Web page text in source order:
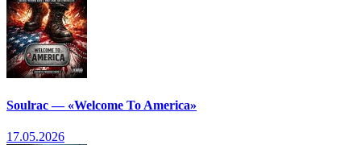
Soulrac — «Welcome To America»
17.05.2026